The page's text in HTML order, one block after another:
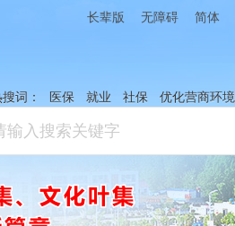
长辈版 无障碍 简体
词： 医保 就业 社保 优化营商环境